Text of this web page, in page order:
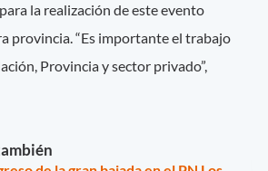
la realización de este evento
provincia. “Es importante el trabajo
Provincia y sector privado”,